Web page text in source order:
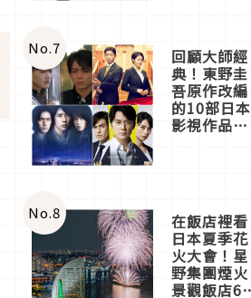
No.7 回顧大師經
典！東野圭
吾原作改編
的10部日本
影視作品推
No.8 在飯店裡看
日本夏季花
火大會！星
野集團煙火
景觀飯店6